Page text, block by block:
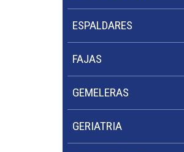
ESPALDARES
FAJAS
GEMELERAS
GERIATRIA